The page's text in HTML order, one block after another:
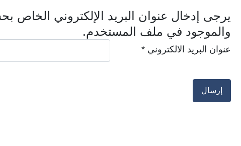
يرجى إدخال عنوان البريد الإلكتروني الخاص
والموجود في ملف المستخدم.
عنوان البريد الالكتروني *
إرسال